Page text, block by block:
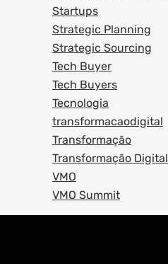
Startups
Strategic Planning
Strategic Sourcing
Tech Buyer
Tech Buyers
Tecnologia
transformacaodigital
Transformação
Transformação Digital
VMO
VMO Summit